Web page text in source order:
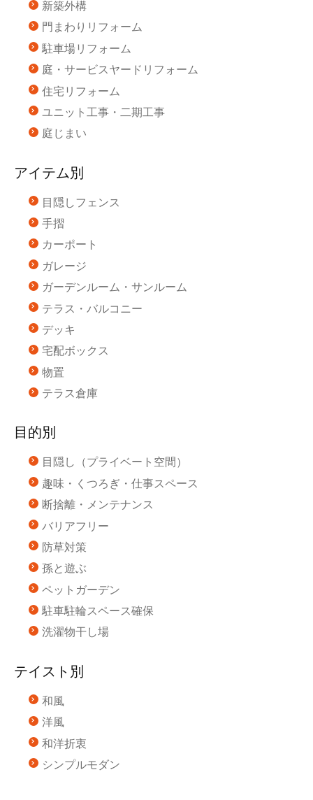
新築外構
門まわりリフォーム
駐車場リフォーム
庭・サービスヤードリフォーム
住宅リフォーム
ユニット工事・二期工事
庭じまい
アイテム別
目隠しフェンス
手摺
カーポート
ガレージ
ガーデンルーム・サンルーム
テラス・バルコニー
デッキ
宅配ボックス
物置
テラス倉庫
目的別
目隠し（プライベート空間）
趣味・くつろぎ・仕事スペース
断捨離・メンテナンス
バリアフリー
防草対策
孫と遊ぶ
ペットガーデン
駐車駐輪スペース確保
洗濯物干し場
テイスト別
和風
洋風
和洋折衷
シンプルモダン